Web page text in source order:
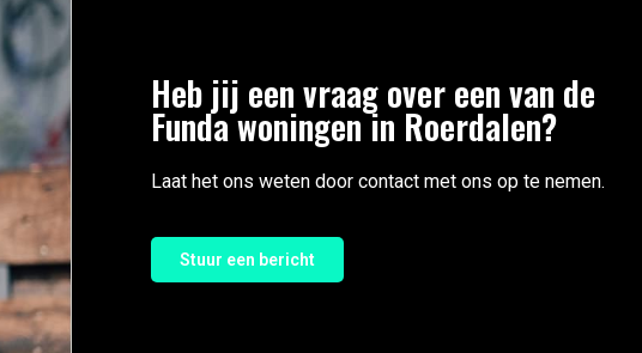
Heb jij een vraag over een van de
Funda woningen in Roerdalen?
Laat het ons weten door contact met ons op te nemen.
Stuur een bericht